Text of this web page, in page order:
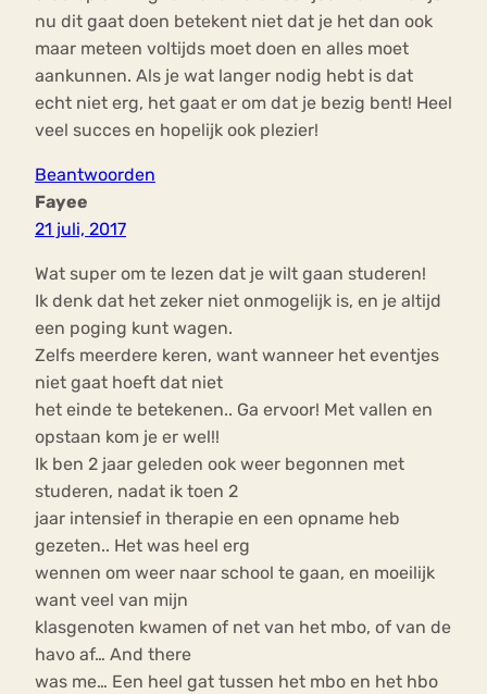
nu dit gaat doen betekent niet dat je het dan ook
maar meteen voltijds moet doen en alles moet
aankunnen. Als je wat langer nodig hebt is dat
echt niet erg, het gaat er om dat je bezig bent! Heel
veel succes en hopelijk ook plezier!
Beantwoorden
Fayee
21 juli, 2017
Wat super om te lezen dat je wilt gaan studeren!
Ik denk dat het zeker niet onmogelijk is, en je altijd
een poging kunt wagen.
Zelfs meerdere keren, want wanneer het eventjes
niet gaat hoeft dat niet
het einde te betekenen.. Ga ervoor! Met vallen en
opstaan kom je er wel!!
Ik ben 2 jaar geleden ook weer begonnen met
studeren, nadat ik toen 2
jaar intensief in therapie en een opname heb
gezeten.. Het was heel erg
wennen om weer naar school te gaan, en moeilijk
want veel van mijn
klasgenoten kwamen of net van het mbo, of van de
havo af… And there
was me… Een heel gat tussen het mbo en het hbo